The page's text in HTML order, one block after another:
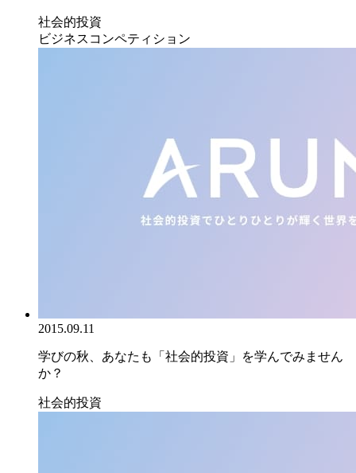
社会的投資
ビジネスコンペティション
2015.09.11
学びの秋、あなたも「社会的投資」を学んでみません
か？
社会的投資